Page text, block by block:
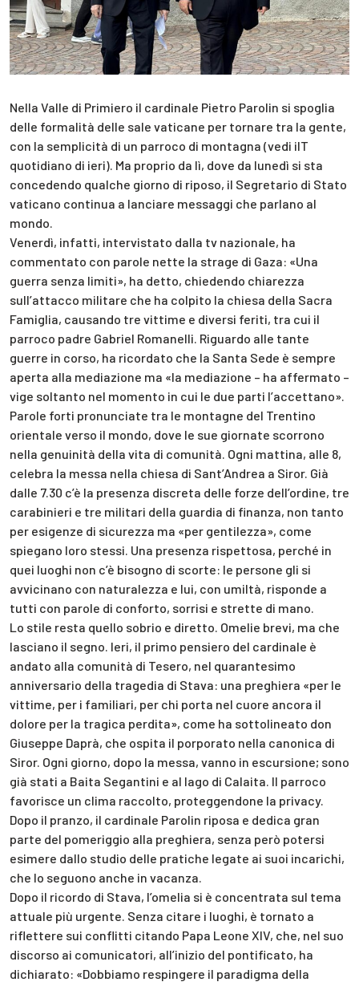
Nella Valle di Primiero il cardinale Pietro Parolin si spoglia
delle formalità delle sale vaticane per tornare tra la gente,
con la semplicità di un parroco di montagna (vedi ilT
quotidiano di ieri). Ma proprio da lì, dove da lunedì si sta
concedendo qualche giorno di riposo, il Segretario di Stato
vaticano continua a lanciare messaggi che parlano al
mondo.
Venerdì, infatti, intervistato dalla tv nazionale, ha
commentato con parole nette la strage di Gaza: «Una
guerra senza limiti», ha detto, chiedendo chiarezza
sull’attacco militare che ha colpito la chiesa della Sacra
Famiglia, causando tre vittime e diversi feriti, tra cui il
parroco padre Gabriel Romanelli. Riguardo alle tante
guerre in corso, ha ricordato che la Santa Sede è sempre
aperta alla mediazione ma «la mediazione – ha affermato –
vige soltanto nel momento in cui le due parti l’accettano».
Parole forti pronunciate tra le montagne del Trentino
orientale verso il mondo, dove le sue giornate scorrono
nella genuinità della vita di comunità. Ogni mattina, alle 8,
celebra la messa nella chiesa di Sant’Andrea a Siror. Già
dalle 7.30 c’è la presenza discreta delle forze dell’ordine, tre
carabinieri e tre militari della guardia di finanza, non tanto
per esigenze di sicurezza ma «per gentilezza», come
spiegano loro stessi. Una presenza rispettosa, perché in
quei luoghi non c’è bisogno di scorte: le persone gli si
avvicinano con naturalezza e lui, con umiltà, risponde a
tutti con parole di conforto, sorrisi e strette di mano.
Lo stile resta quello sobrio e diretto. Omelie brevi, ma che
lasciano il segno. Ieri, il primo pensiero del cardinale è
andato alla comunità di Tesero, nel quarantesimo
anniversario della tragedia di Stava: una preghiera «per le
vittime, per i familiari, per chi porta nel cuore ancora il
dolore per la tragica perdita», come ha sottolineato don
Giuseppe Daprà, che ospita il porporato nella canonica di
Siror. Ogni giorno, dopo la messa, vanno in escursione; sono
già stati a Baita Segantini e al lago di Calaita. Il parroco
favorisce un clima raccolto, proteggendone la privacy.
Dopo il pranzo, il cardinale Parolin riposa e dedica gran
parte del pomeriggio alla preghiera, senza però potersi
esimere dallo studio delle pratiche legate ai suoi incarichi,
che lo seguono anche in vacanza.
Dopo il ricordo di Stava, l’omelia si è concentrata sul tema
attuale più urgente. Senza citare i luoghi, è tornato a
riflettere sui conflitti citando Papa Leone XIV, che, nel suo
discorso ai comunicatori, all’inizio del pontificato, ha
dichiarato: «Dobbiamo respingere il paradigma della